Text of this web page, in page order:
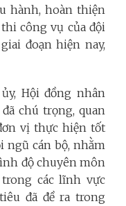
hành, hoàn thiện
công vụ của đội
đoạn hiện nay,
Hội đồng nhân
chú trọng, quan
vị thực hiện tốt
ngũ cán bộ, nhằm
độ chuyên môn
các lĩnh vực
đã đề ra trong